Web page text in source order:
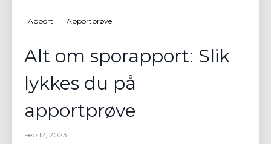
Apport Apportprøve
Alt om sporapport: Slik
lykkes du på
apportprøve
Feb 12, 2023